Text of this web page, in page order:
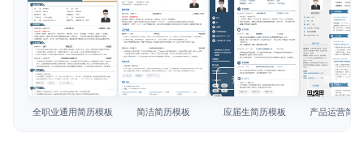
AI 职场工具 New
简历模板
简历教程
查看模板
全职业通用简历模板
查看模板
简洁简历模板
查看模板
应届生简历模板
查看模板
产品运营简